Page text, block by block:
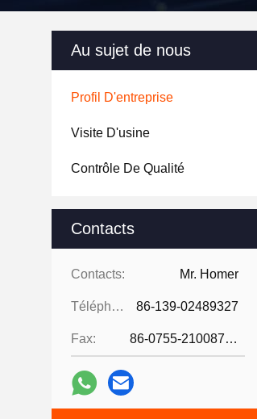
Au sujet de nous
Profil D'entreprise
Visite D'usine
Contrôle De Qualité
Contacts
Contacts: Mr. Homer
Téléphone: 86-139-02489327
Fax: 86-0755-21008727